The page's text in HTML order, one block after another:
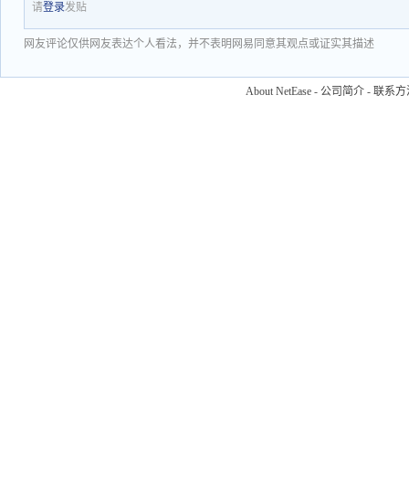
请登录发贴
网友评论仅供网友表达个人看法，并不表明网易同意其观点或证实其描述
About NetEase - 公司简介 - 联系方